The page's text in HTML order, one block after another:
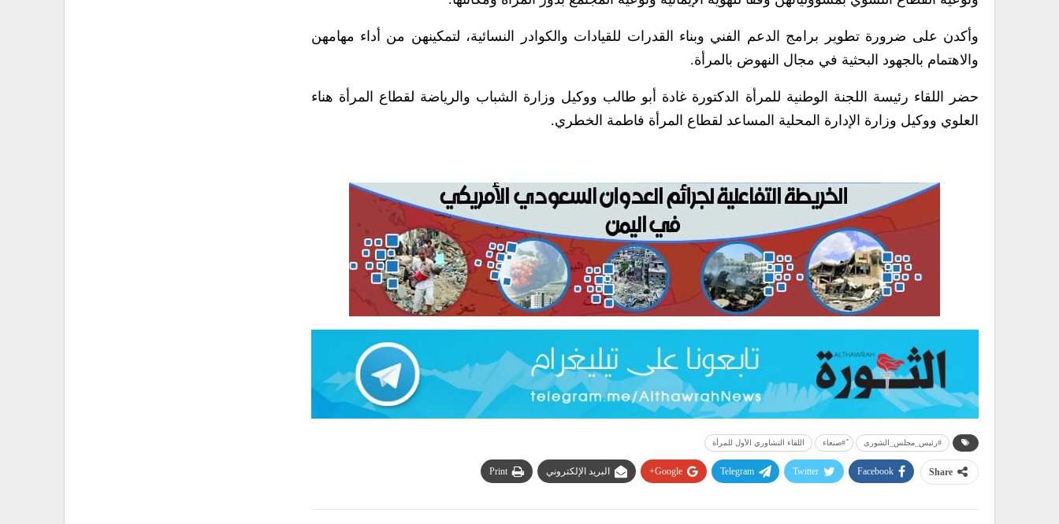
وأكدن على ضرورة تطوير برامج الدعم الفني وبناء القدرات للقيادات والكوادر النسائية، لتمكينهن من أداء مهامهن
والاهتمام بالجهود البحثية في مجال النهوض بالمرأة.
حضر اللقاء رئيسة اللجنة الوطنية للمرأة الدكتورة غادة أبو طالب ووكيل وزارة الشباب والرياضة لقطاع المرأة هناء
العلوي ووكيل وزارة الإدارة المحلية المساعد لقطاع المرأة فاطمة الخطري.
#رئيس_مجلس_الشورى ً#صنعاء اللقاء التشاوري الأول للمرأة
Share
Facebook
Twitter
Telegram
Google+ البريد الإلكتروني Print